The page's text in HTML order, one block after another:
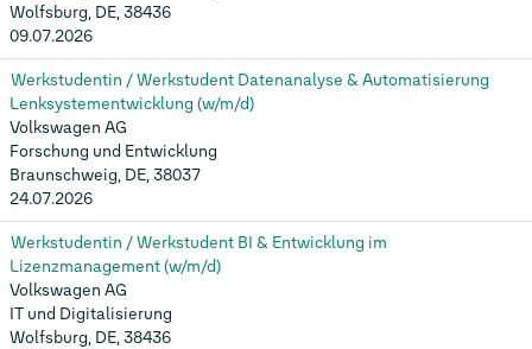
Wolfsburg, DE, 38436
09.07.2026
Werkstudentin / Werkstudent Datenanalyse & Automatisierung
Lenksystementwicklung (w/m/d)
Volkswagen AG
Forschung und Entwicklung
Braunschweig, DE, 38037
24.07.2026
Werkstudentin / Werkstudent BI & Entwicklung im
Lizenzmanagement (w/m/d)
Volkswagen AG
IT und Digitalisierung
Wolfsburg, DE, 38436